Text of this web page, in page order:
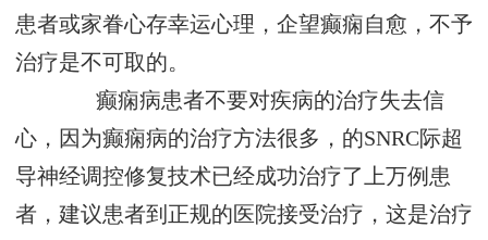
患者或家眷心存幸运心理，企望癫痫自愈，不予
治疗是不可取的。
癫痫病患者不要对疾病的治疗失去信
心，因为癫痫病的治疗方法很多， 的SNRC际超
导神经调控修复技术已经成功治疗了上万例患
者，建议患者到正规的医院接受治疗，这是治疗